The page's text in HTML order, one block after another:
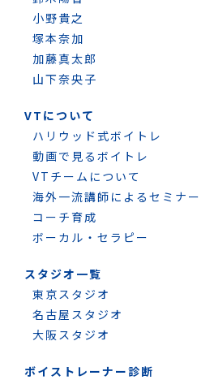
小野貴之
塚本奈加
加藤真太郎
山下奈央子
VTについて
ハリウッド式ボイトレ
動画で見るボイトレ
VTチームについて
海外一流講師によるセミナー
コーチ育成
ボーカル・セラピー
スタジオ一覧
東京スタジオ
名古屋スタジオ
大阪スタジオ
ボイストレーナー診断